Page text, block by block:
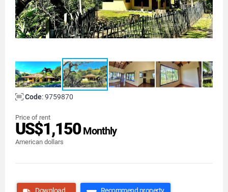
Code: 9759870
Price of rent
US$1,150Monthly
American dollars